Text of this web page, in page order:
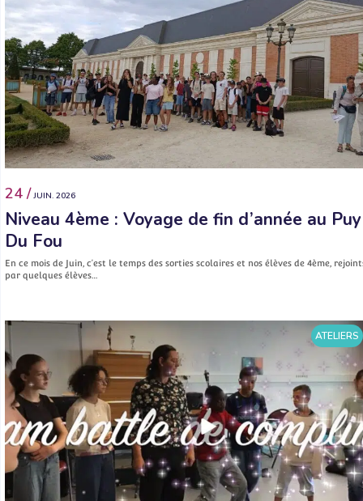
24 / JUIN. 2026
Niveau 4ème : Voyage de fin d’année au Puy
Du Fou
En ce mois de Juin, c’est le temps des sorties scolaires et nos élèves de 4ème,
par quelques élèves…
ATELIERS